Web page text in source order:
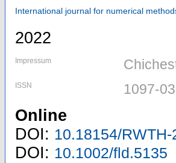
International journal for numerical
2022
Impressum
ISSN 1097-
Online
DOI: 10.18154/
DOI: 10.1002/fld.5135